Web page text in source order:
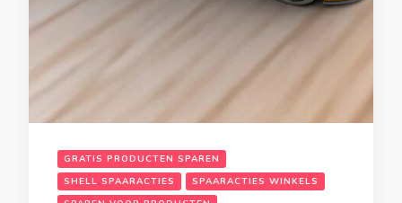
GRATIS PRODUCTEN SPAREN
SHELL SPAARACTIES
SPAARACTIES WINKELS